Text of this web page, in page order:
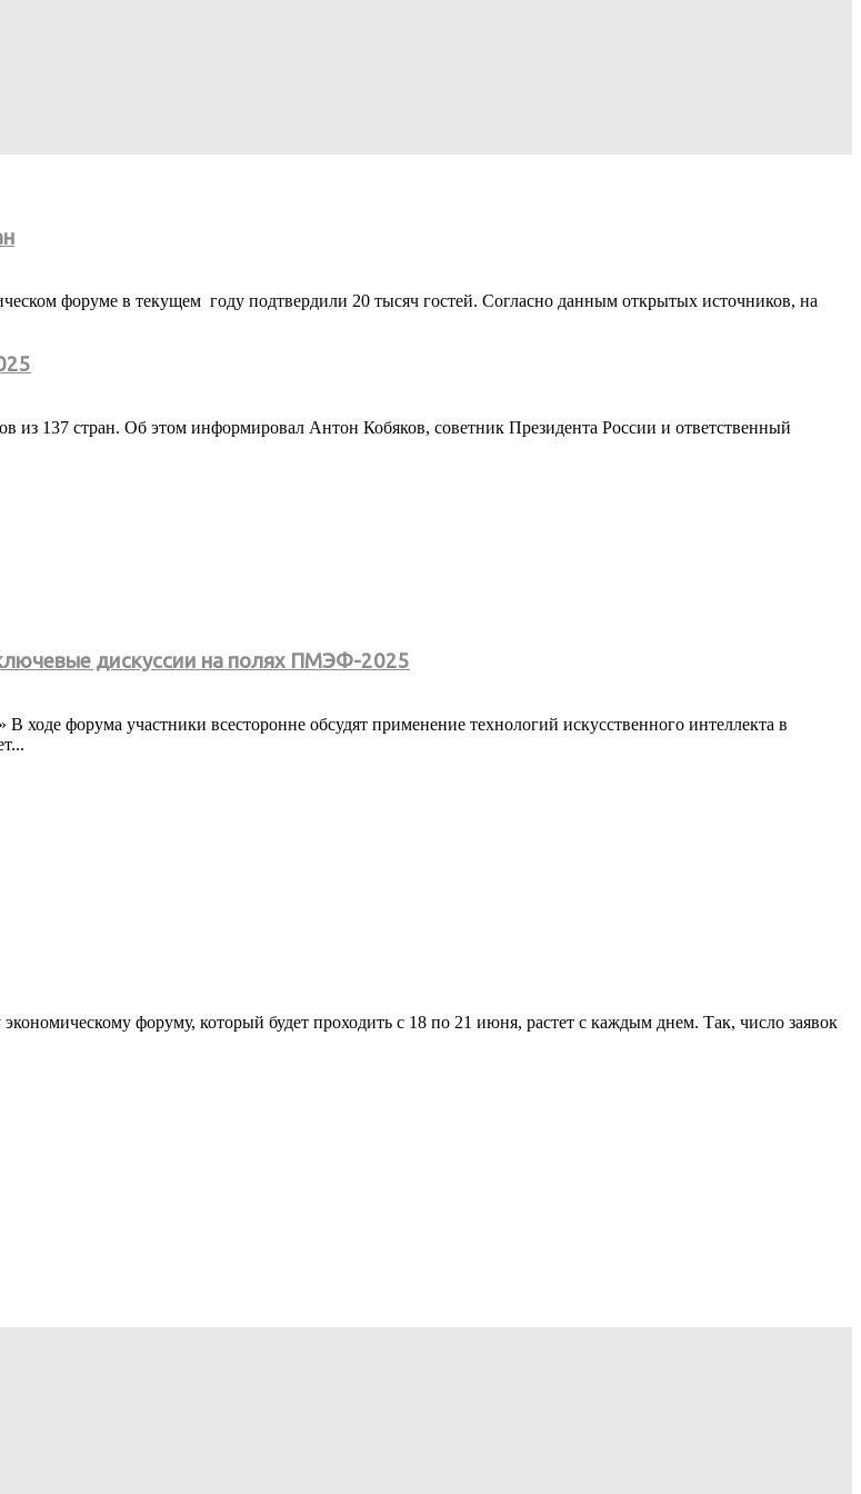
форуме в текущем году подтвердили 20 тысяч гостей. Согласно данным открытых источников, на
из 137 стран. Об этом информировал Антон Кобяков, советник Президента России и ответственный
дискуссии на полях ПМЭФ-2025
форума участники всесторонне обсудят применение технологий искусственного интеллекта в
форуму, который будет проходить с 18 по 21 июня, растет с каждым днем. Так, число заявок